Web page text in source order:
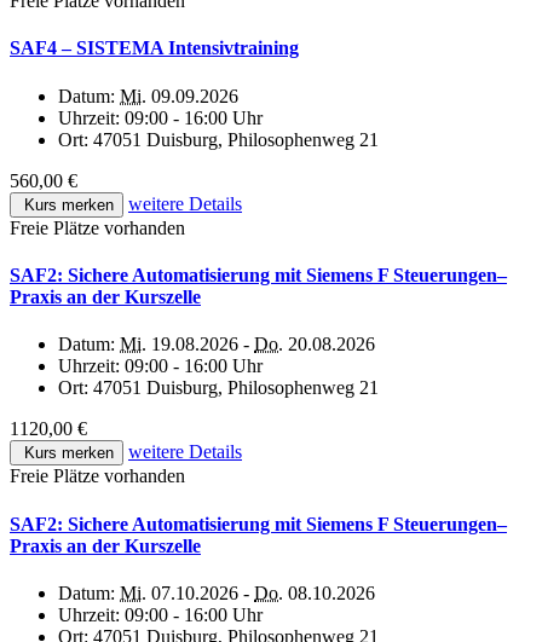
SAF4 – SISTEMA Intensivtraining
Datum: Mi. 09.09.2026
Uhrzeit: 09:00 - 16:00 Uhr
Ort: 47051 Duisburg, Philosophenweg 21
560,00 €
Kurs merken
weitere Details
Freie Plätze vorhanden
SAF2: Sichere Automatisierung mit Siemens F Steuerungen–
Praxis an der Kurszelle
Datum: Mi. 19.08.2026 - Do. 20.08.2026
Uhrzeit: 09:00 - 16:00 Uhr
Ort: 47051 Duisburg, Philosophenweg 21
1120,00 €
Kurs merken
weitere Details
Freie Plätze vorhanden
SAF2: Sichere Automatisierung mit Siemens F Steuerungen–
Praxis an der Kurszelle
Datum: Mi. 07.10.2026 - Do. 08.10.2026
Uhrzeit: 09:00 - 16:00 Uhr
Ort: 47051 Duisburg, Philosophenweg 21